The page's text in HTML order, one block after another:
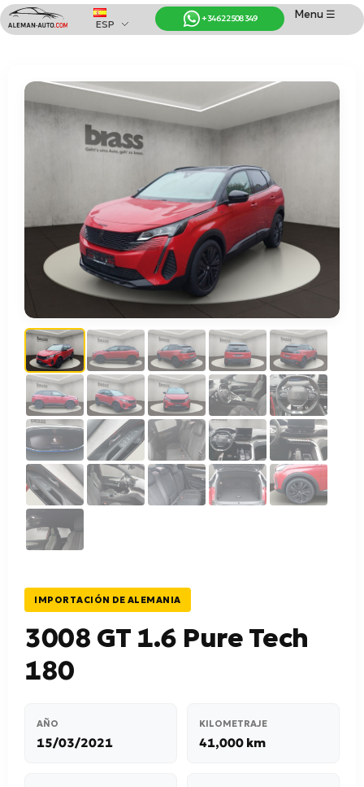
Coches de Alemania
Importación de Coches de Alemania
Menu ☰
+34 622 508 349
ESP
IMPORTACIÓN DE ALEMANIA
3008 GT 1.6 Pure Tech
180
AÑO
15/03/2021
KILOMETRAJE
41,000 km